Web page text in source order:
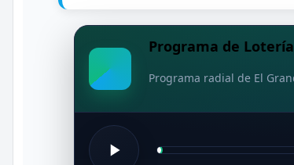
Programa de
Programa radial de El